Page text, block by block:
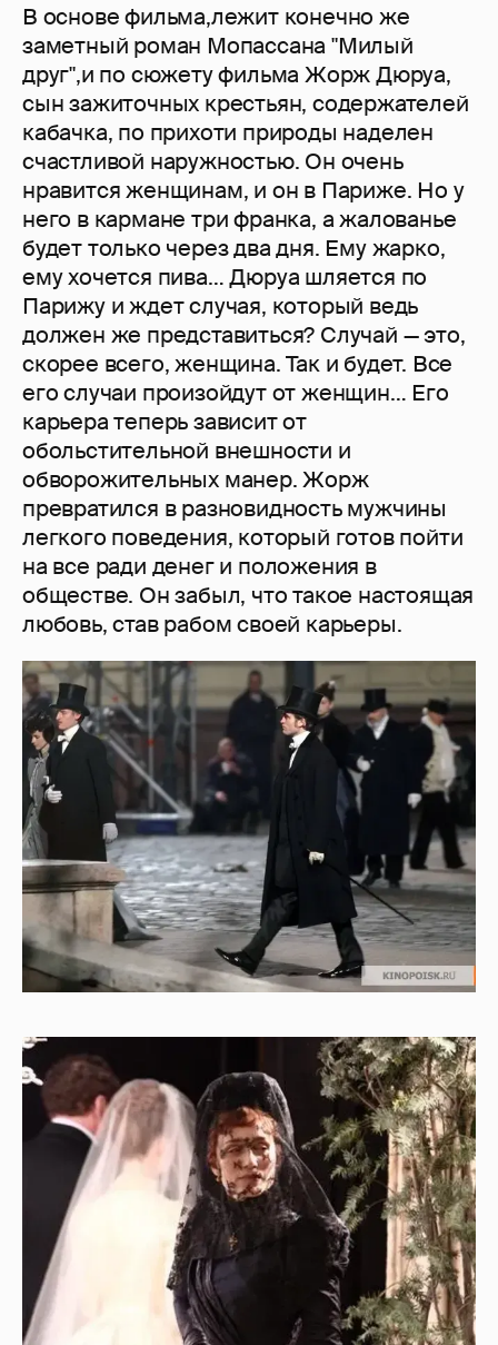
В основе фильма,лежит конечно же
заметный роман Мопассана "Милый
друг",и по сюжету фильма Жорж Дюруа,
сын зажиточных крестьян, содержателей
кабачка, по прихоти природы наделен
счастливой наружностью. Он очень
нравится женщинам, и он в Париже. Но у
него в кармане три франка, а жалованье
будет только через два дня. Ему жарко,
ему хочется пива… Дюруа шляется по
Парижу и ждет случая, который ведь
должен же представиться? Случай — это,
скорее всего, женщина. Так и будет. Все
его случаи произойдут от женщин… Его
карьера теперь зависит от
обольстительной внешности и
обворожительных манер. Жорж
превратился в разновидность мужчины
легкого поведения, который готов пойти
на все ради денег и положения в
обществе. Он забыл, что такое настоящая
любовь, став рабом своей карьеры.